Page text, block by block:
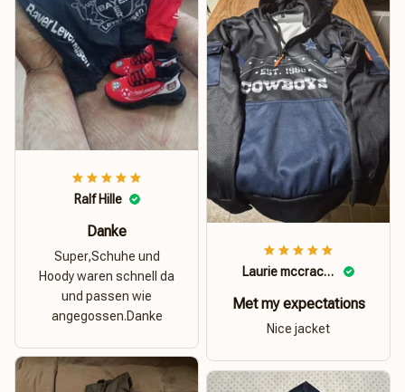
Ralf Hille
Danke
Super,Schuhe und
Hoody waren schnell da
und passen wie
angegossen.Danke
Laurie mccracken
Met my expectations
Nice jacket